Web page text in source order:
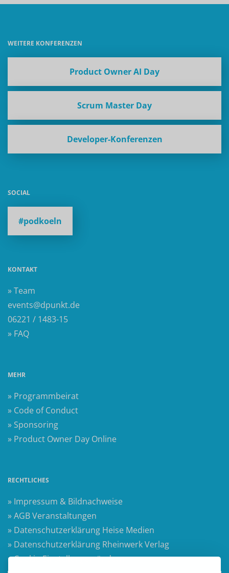
WEITERE KONFERENZEN
Product Owner AI Day
Scrum Master Day
Developer-Konferenzen
SOCIAL
#podkoeln
KONTAKT
» Team
events@dpunkt.de
06221 / 1483-15
» FAQ
MEHR
» Programmbeirat
» Code of Conduct
» Sponsoring
» Product Owner Day Online
RECHTLICHES
» Impressum & Bildnachweise
» AGB Veranstaltungen
» Datenschutzerklärung Heise Medien
» Datenschutzerklärung Rheinwerk Verlag
» Cookie-Einstellungen ändern